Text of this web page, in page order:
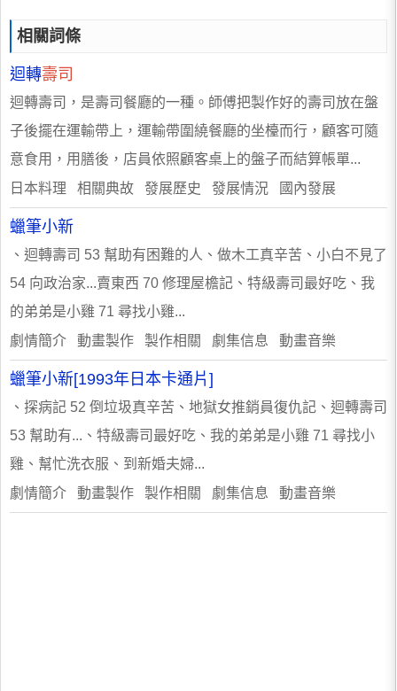
相關詞條
迴轉壽司
迴轉壽司，是壽司餐廳的一種。師傅把製作好的壽司放在盤
子後擺在運輸帶上，運輸帶圍繞餐廳的坐檯而行，顧客可隨
意食用，用膳後，店員依照顧客桌上的盤子而結算帳單...
日本料理 相關典故 發展歷史 發展情況 國內發展
蠟筆小新
、迴轉壽司 53 幫助有困難的人、做木工真辛苦、小白不見了
54 向政治家...賣東西 70 修理屋檐記、特級壽司最好吃、我
的弟弟是小雞 71 尋找小雞...
劇情簡介 動畫製作 製作相關 劇集信息 動畫音樂
蠟筆小新[1993年日本卡通片]
、探病記 52 倒垃圾真辛苦、地獄女推銷員復仇記、迴轉壽司
53 幫助有...、特級壽司最好吃、我的弟弟是小雞 71 尋找小
雞、幫忙洗衣服、到新婚夫婦...
劇情簡介 動畫製作 製作相關 劇集信息 動畫音樂